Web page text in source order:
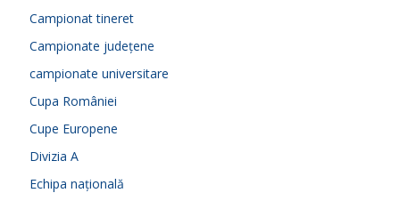
Campionat tineret
Campionate județene
campionate universitare
Cupa României
Cupe Europene
Divizia A
Echipa națională